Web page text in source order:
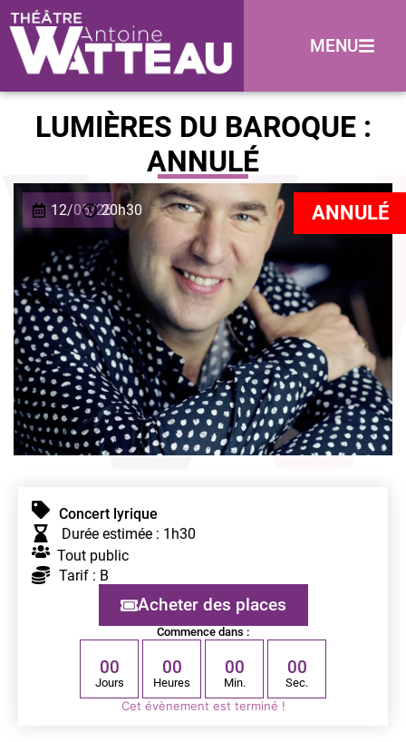
MENU
LUMIÈRES DU BAROQUE :
ANNULÉ
12/05/2620h30 ANNULÉ
Concert lyrique
Durée estimée : 1h30
Tout public
Tarif : B
Acheter des places
Commence dans :
00
Jours
00
Heures
00
Min.
00
Sec.
Cet évènement est terminé !